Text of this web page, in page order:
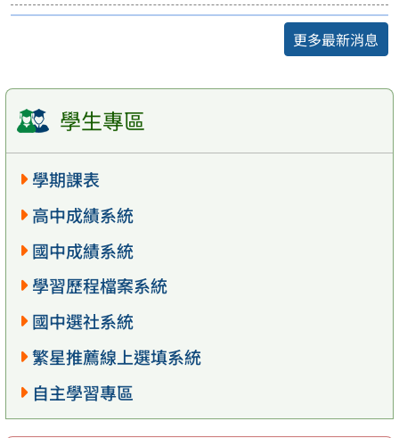
更多最新消息
學生專區
學期課表
高中成績系統
國中成績系統
學習歷程檔案系統
國中選社系統
繁星推薦線上選填系統
自主學習專區